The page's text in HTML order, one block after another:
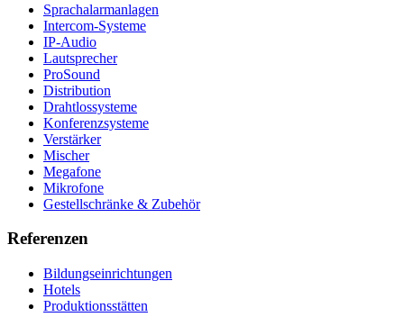
Sprachalarmanlagen
Intercom-Systeme
IP-Audio
Lautsprecher
ProSound
Distribution
Drahtlossysteme
Konferenzsysteme
Verstärker
Mischer
Megafone
Mikrofone
Gestellschränke & Zubehör
Referenzen
Bildungseinrichtungen
Hotels
Produktionsstätten